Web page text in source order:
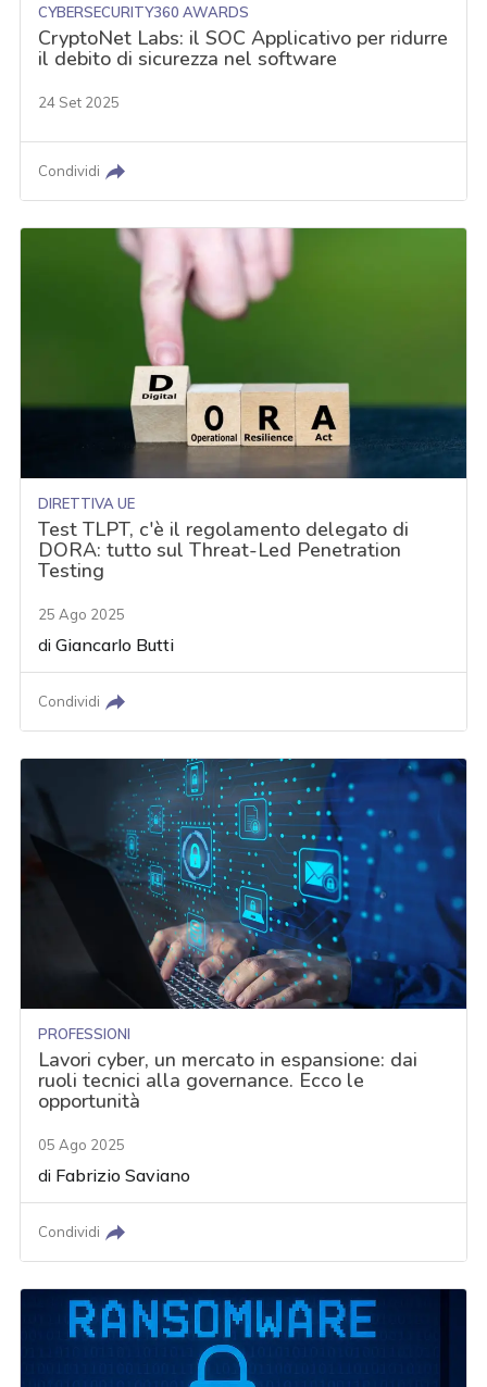
CYBERSECURITY360 AWARDS
CryptoNet Labs: il SOC Applicativo per ridurre
il debito di sicurezza nel software
24 Set 2025
Condividi
DIRETTIVA UE
Test TLPT, c'è il regolamento delegato di
DORA: tutto sul Threat-Led Penetration
Testing
25 Ago 2025
diGiancarlo Butti
Condividi
PROFESSIONI
Lavori cyber, un mercato in espansione: dai
ruoli tecnici alla governance. Ecco le
opportunità
05 Ago 2025
di Fabrizio Saviano
Condividi